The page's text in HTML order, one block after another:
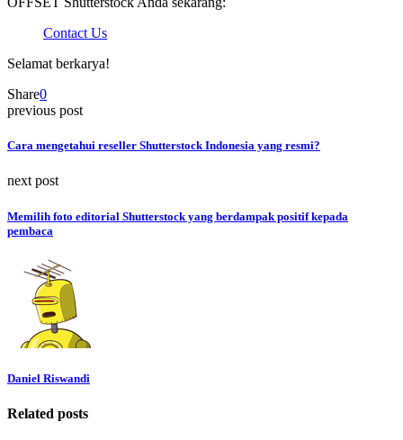
Contact Us
Selamat berkarya!
Share0
previous post
Cara mengetahui reseller Shutterstock Indonesia yang resmi?
next post
Memilih foto editorial Shutterstock yang berdampak positif kepada
pembaca
Daniel Riswandi
Related posts